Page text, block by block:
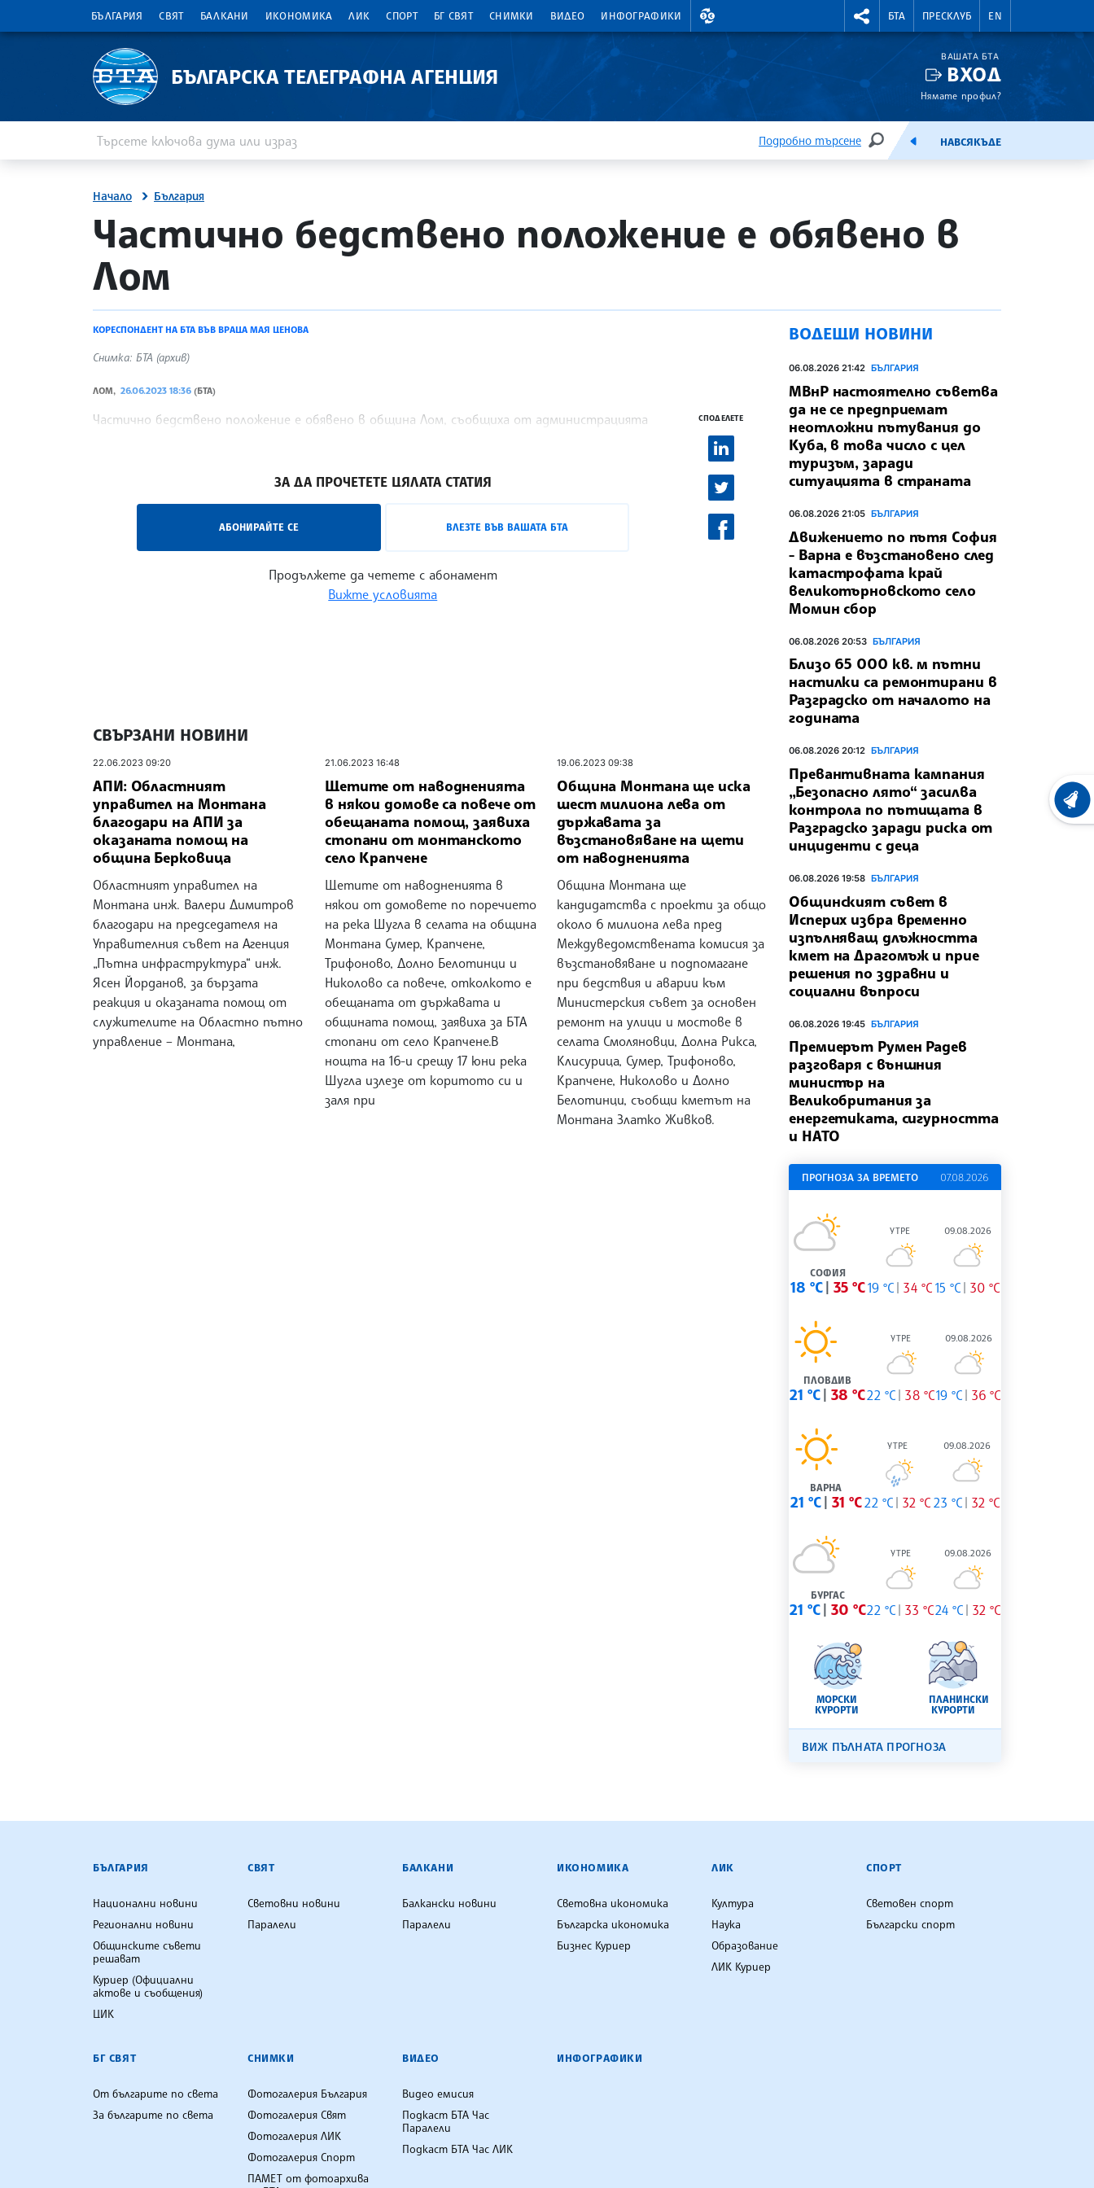
БЪЛГАРИЯ СВЯТ БАЛКАНИ ИКОНОМИКА ЛИК СПОРТ БГ СВЯТ СНИМКИ ВИДЕО ИНФОГРАФИКИ
ВАЛУТНИ КУРСОВЕ RIGHTMENU.SOCIAL
БТА ПРЕСКЛУБ EN
БЪЛГАРСКА ТЕЛЕГРАФНА АГЕНЦИЯ
ВАШАТА БТА
ВХОД
Нямате профил?
Подробно търсене
ТЪРСЕНЕЕМИСИЯНАВСЯКЪДЕ
Начало България
site.bta
Частично бедствено положение е обявено в
Лом
КОРЕСПОНДЕНТ НА БТА ВЪВ ВРАЦА МАЯ ЦЕНОВА
Снимка: БТА (архив)
ЛОМ, 26.06.2023 18:36 (БТА)
Частично бедствено положение е обявено в община Лом, съобщиха от администрацията
ЗА ДА ПРОЧЕТЕТЕ ЦЯЛАТА СТАТИЯ
АБОНИРАЙТЕ СЕ ВЛЕЗТЕ ВЪВ ВАШАТА БТА
Продължете да четете с абонамент
Вижте условията
СПОДЕЛЕТЕ
СВЪРЗАНИ НОВИНИ
22.06.2023 09:20
АПИ: Областният
управител на Монтана
благодари на АПИ за
оказаната помощ на
община Берковица
Областният управител на
Монтана инж. Валери Димитров
благодари на председателя на
Управителния съвет на Агенция
„Пътна инфраструктура“ инж.
Ясен Йорданов, за бързата
реакция и оказаната помощ от
служителите на Областно пътно
управление – Монтана,
21.06.2023 16:48
Щетите от наводненията
в някои домове са повече от
обещаната помощ, заявиха
стопани от монтанското
село Крапчене
Щетите от наводненията в
някои от домовете по поречието
на река Шугла в селата на община
Монтана Сумер, Крапчене,
Трифоново, Долно Белотинци и
Николово са повече, отколкото е
обещаната от държавата и
общината помощ, заявиха за БТА
стопани от село Крапчене.В
нощта на 16-и срещу 17 юни река
Шугла излезе от коритото си и
заля при
19.06.2023 09:38
Община Монтана ще иска
шест милиона лева от
държавата за
възстановяване на щети
от наводненията
Община Монтана ще
кандидатства с проекти за общо
около 6 милиона лева пред
Междуведомствената комисия за
възстановяване и подпомагане
при бедствия и аварии към
Министерския съвет за основен
ремонт на улици и мостове в
селата Смоляновци, Долна Рикса,
Клисурица, Сумер, Трифоново,
Крапчене, Николово и Долно
Белотинци, съобщи кметът на
Монтана Златко Живков.
ВОДЕЩИ НОВИНИ
06.08.2026 21:42 БЪЛГАРИЯ
МВнР настоятелно съветва
да не се предприемат
неотложни пътувания до
Куба, в това число с цел
туризъм, заради
ситуацията в страната
06.08.2026 21:05 БЪЛГАРИЯ
Движението по пътя София
- Варна е възстановено след
катастрофата край
великотърновското село
Момин сбор
06.08.2026 20:53 БЪЛГАРИЯ
Близо 65 000 кв. м пътни
настилки са ремонтирани в
Разградско от началото на
годината
06.08.2026 20:12 БЪЛГАРИЯ
Превантивната кампания
„Безопасно лято“ засилва
контрола по пътищата в
Разградско заради риска от
инциденти с деца
06.08.2026 19:58 БЪЛГАРИЯ
Общинският съвет в
Исперих избра временно
изпълняващ длъжността
кмет на Драгомъж и прие
решения по здравни и
социални въпроси
06.08.2026 19:45 БЪЛГАРИЯ
Премиерът Румен Радев
разговаря с външния
министър на
Великобритания за
енергетиката, сигурността
и НАТО
ПРОГНОЗА ЗА ВРЕМЕТО 07.08.2026
СОФИЯ
18 °C 35 °C
УТРЕ
19 °C 34 °C
09.08.2026
15 °C 30 °C
ПЛОВДИВ
21 °C 38 °C
УТРЕ
22 °C 38 °C
09.08.2026
19 °C 36 °C
ВАРНА
21 °C 31 °C
УТРЕ
22 °C 32 °C
09.08.2026
23 °C 32 °C
БУРГАС
21 °C 30 °C
УТРЕ
22 °C 33 °C
09.08.2026
24 °C 32 °C
МОРСКИ
КУРОРТИ
ПЛАНИНСКИ
КУРОРТИ
ВИЖ ПЪЛНАТА ПРОГНОЗА
БЪЛГАРСКА ТЕЛЕГРАФНА АГЕНЦИЯ
БЪЛГАРИЯ
Национални новини
Регионални новини
Общинските съвети
решават
Куриер (Официални
актове и съобщения)
ЦИК
СВЯТ
Световни новини
Паралели
БАЛКАНИ
Балкански новини
Паралели
ИКОНОМИКА
Световна икономика
Българска икономика
Бизнес Куриер
ЛИК
Култура
Наука
Образование
ЛИК Куриер
СПОРТ
Световен спорт
Български спорт
БГ СВЯТ
От българите по света
За българите по света
СНИМКИ
Фотогалерия България
Фотогалерия Свят
Фотогалерия ЛИК
Фотогалерия Спорт
ПАМЕТ от фотоархива
ВИДЕО
Видео емисия
Подкаст БТА Час
Паралели
Подкаст БТА Час ЛИК
ИНФОГРАФИКИ